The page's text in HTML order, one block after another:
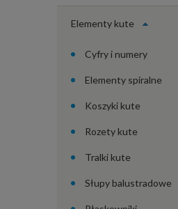
Elementy kute
Cyfry i numery
Elementy spiralne
Koszyki kute
Rozety kute
Tralki kute
Słupy balustradowe